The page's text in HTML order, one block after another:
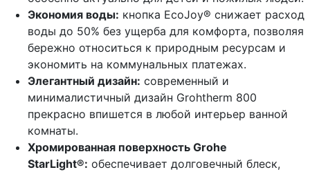
Экономия воды: кнопка EcoJoy® снижает расход
воды до 50% без ущерба для комфорта, позволяя
бережно относиться к природным ресурсам и
экономить на коммунальных платежах.
Элегантный дизайн: современный и
минималистичный дизайн Grohtherm 800
прекрасно впишется в любой интерьер ванной
комнаты.
Хромированная поверхность Grohe
StarLight®: обеспечивает долговечный блеск,